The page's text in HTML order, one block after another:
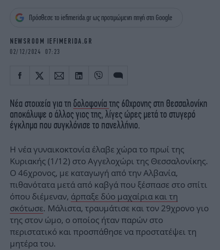
OSCARS
THE OCEAN
Πρόσθεσε το iefimerida.gr ως προτιμώμενη πηγή στη Google
NEWSROOM IEFIMERIDA.GR
02/12/2024 07:23
Νέα στοιχεία για τη δολοφονία της 60χρονης στη Θεσσαλονίκη
αποκάλυψε ο άλλος γιος της, λίγες ώρες μετά το στυγερό
έγκλημα που συγκλόνισε το πανελλήνιο.
Η νέα γυναικοκτονία έλαβε χώρα το πρωί της
Κυριακής (1/12) στο Αγγελοχώρι της Θεσσαλονίκης.
Ο 46χρονος, με καταγωγή από την Αλβανία,
πιθανότατα μετά από καβγά που ξέσπασε στο σπίτι
όπου διέμεναν, άρπαξε δύο μαχαίρια και τη
σκότωσε. Μάλιστα, τραυμάτισε και τον 29χρονο γιο
της στον ώμο, ο οποίος ήταν παρών στο
περιστατικό και προσπάθησε να προστατέψει τη
μητέρα του.